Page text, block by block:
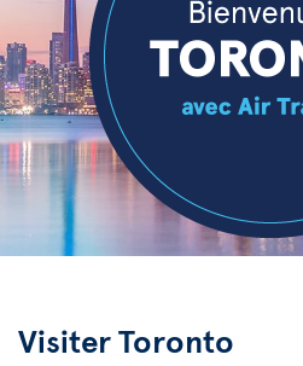
Visiter Toronto